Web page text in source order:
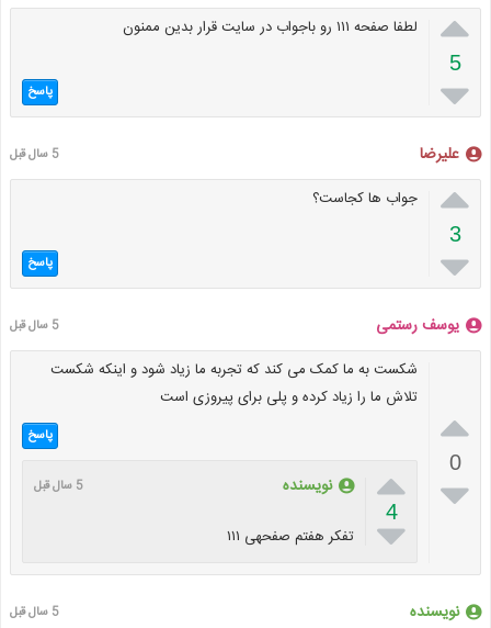

5

لطفا صفحه ۱۱۱ رو باجواب در سایت قرار بدین ممنون
پاسخ
علیرضا 5 سال قبل

3

جواب ها کجاست؟
پاسخ
یوسف رستمی 5 سال قبل

0

شکست به ما کمک می کند که تجربه ما زیاد شود و اینکه شکست
تلاش ما را زیاد کرده و پلی برای پیروزی است
پاسخ

4

نویسنده 5 سال قبل
تفکر هفتم صفحهی ۱۱۱
نویسنده 5 سال قبل